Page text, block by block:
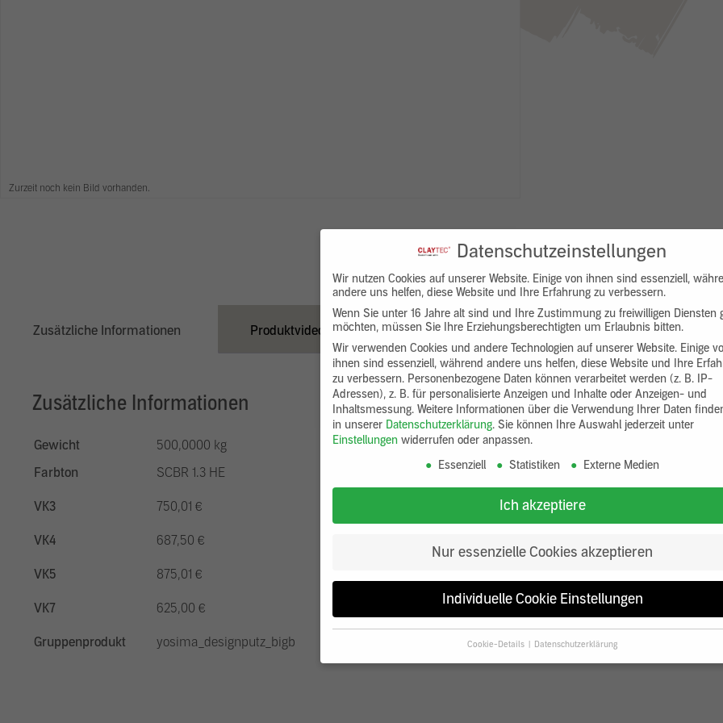
Zurzeit noch kein Bild vorhanden.
Zusätzliche Informationen Produktvideo Downloads Produktbeschreibung
Zusätzliche Informationen
Gewicht
500,0000 kg
Farbton
SCBR 1.3 HE
VK3 750,01 €
VK4 687,50 €
VK5 875,01 €
VK7 625,00 €
Gruppenprodukt yosima_designputz_bigb
Datenschutzeinstellungen
Wir nutzen Cookies auf unserer Website. Einige von ihnen sind essenziell,
andere uns helfen, diese Website und Ihre Erfahrung zu verbessern.
Wenn Sie unter 16 Jahre alt sind und Ihre Zustimmung zu freiwilligen Diensten
möchten, müssen Sie Ihre Erziehungsberechtigten um Erlaubnis bitten.
Wir verwenden Cookies und andere Technologien auf unserer Website. Einige
ihnen sind essenziell, während andere uns helfen, diese Website und Ihre
zu verbessern. Personenbezogene Daten können verarbeitet werden (z. B. IP-
Adressen), z. B. für personalisierte Anzeigen und Inhalte oder Anzeigen- und
Inhaltsmessung. Weitere Informationen über die Verwendung Ihrer Daten
in unserer Datenschutzerklärung. Sie können Ihre Auswahl jederzeit unter
Einstellungen widerrufen oder anpassen.
Essenziell
Statistiken Externe Medien
Ich akzeptiere
Nur essenzielle Cookies akzeptieren
Individuelle Cookie Einstellungen
Cookie-Details Datenschutzerklärung
Datenschutzeinstellungen